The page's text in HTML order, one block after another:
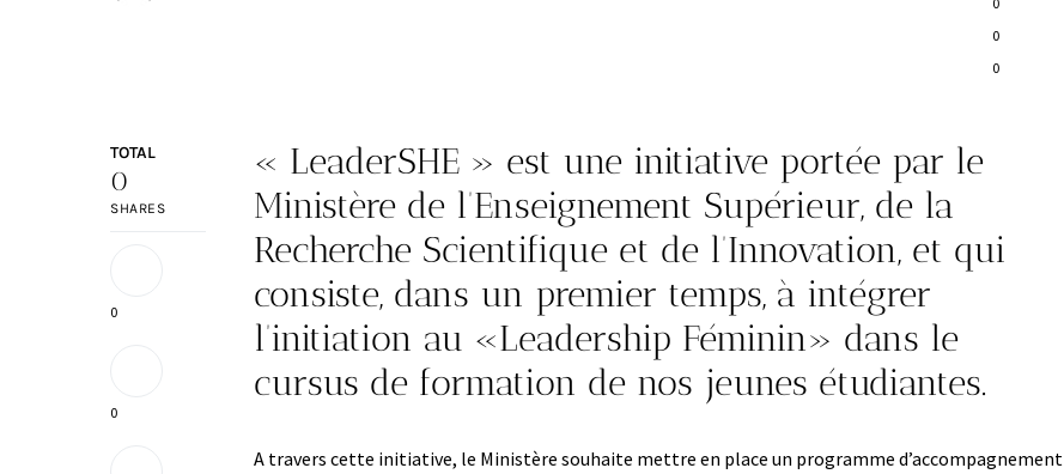
0
0
TOTAL
0
SHARES
0
0
« LeaderSHE » est une initiative portée par le
Ministère de l’Enseignement Supérieur, de la
Recherche Scientifique et de l’Innovation, et qui
consiste, dans un premier temps, à intégrer
l’initiation au «Leadership Féminin» dans le
cursus de formation de nos jeunes étudiantes.
A travers cette initiative, le Ministère souhaite mettre en place un programme d’accompagnement